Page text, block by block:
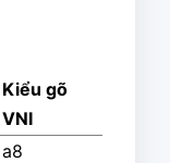
Kiểu gõ
VNI
a8